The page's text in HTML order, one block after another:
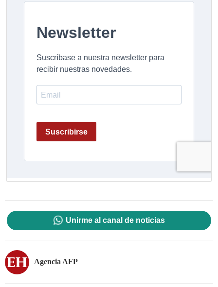
Unirme al canal de noticias
Agencia AFP